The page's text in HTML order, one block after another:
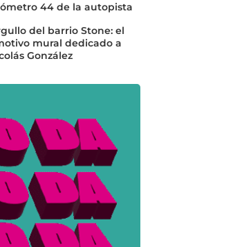
44 de la autopista
del barrio Stone: el
mural dedicado a
González